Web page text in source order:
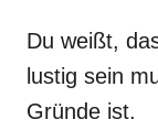
Du weißt,
lustig sein
Gründe ist.